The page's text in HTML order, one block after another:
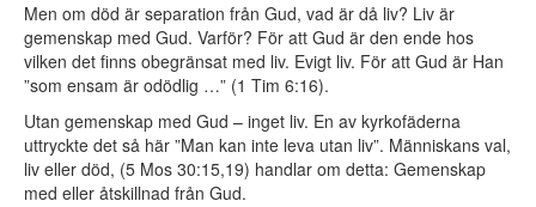
Men om död är separation från Gud, vad är då liv? Liv är
gemenskap med Gud. Varför? För att Gud är den ende hos
vilken det finns obegränsat med liv. Evigt liv. För att Gud är Han
”som ensam är odödlig …” (1 Tim 6:16).
Utan gemenskap med Gud – inget liv. En av kyrkofäderna
uttryckte det så här ”Man kan inte leva utan liv”. Människans val,
liv eller död, (5 Mos 30:15,19) handlar om detta: Gemenskap
med eller åtskillnad från Gud.